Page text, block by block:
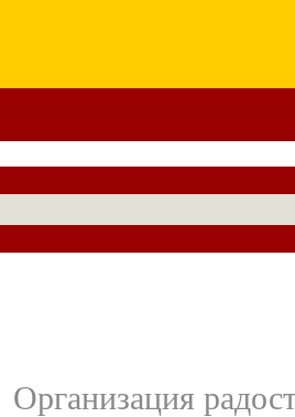
Организация